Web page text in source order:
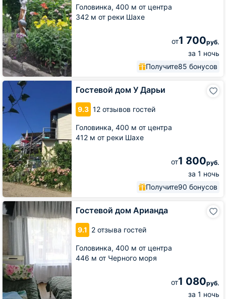
Головинка, 400 м от центра
342 м от реки Шахе
от1 700руб.
за 1 ночь
Получите85 бонусов
Гостевой дом У Дарьи
9.3 12 отзывов гостей
Головинка, 400 м от центра
412 м от реки Шахе
от1 800руб.
за 1 ночь
Получите90 бонусов
Гостевой
дом
Дарьи
Гостевой дом Арианда
9.1 2 отзыва гостей
Головинка, 400 м от центра
446 м от Черного моря
от1 080руб.
за 1 ночь
Гостевой
дом
Арианда